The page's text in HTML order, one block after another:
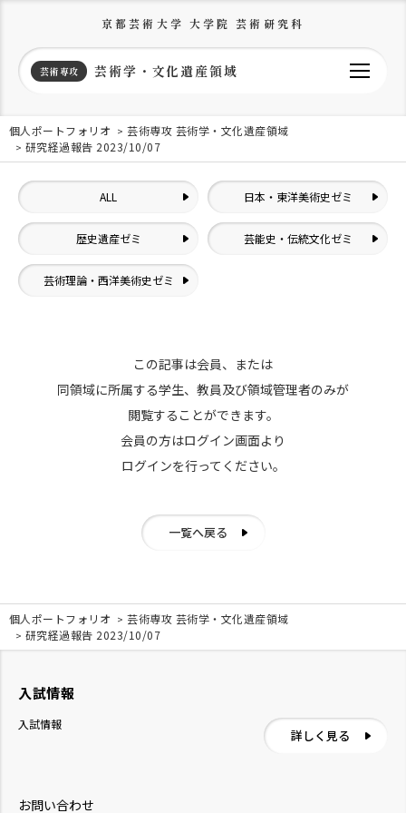
京都芸術大学 大学院 芸術研究科
芸術専攻 芸術学・文化遺産領域
個人ポートフォリオ
芸術専攻 芸術学・文化遺産領域
研究経過報告 2023/10/07
ALL 日本・東洋美術史ゼミ
歴史遺産ゼミ 芸能史・伝統文化ゼミ
芸術理論・西洋美術史ゼミ
この記事は会員、または
同領域に所属する学生、教員及び領域管理者のみが
閲覧することができます。
会員の方はログイン画面より
ログインを行ってください。
一覧へ戻る
個人ポートフォリオ
芸術専攻 芸術学・文化遺産領域
研究経過報告 2023/10/07
お問い合わせ
入試情報
入試情報
詳しく見る